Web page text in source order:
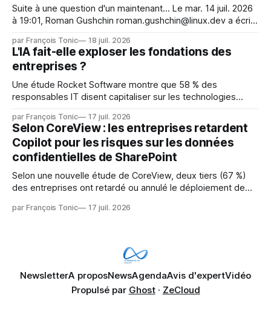
Suite à une question d'un maintenant... Le mar. 14 juil. 2026
à 19:01, Roman Gushchin roman.gushchin@linux.dev a écrit :
mainteneurs — irréalisable. Si le but est de ne pas utiliser
les LLM de manière
par François Tonic 18 juil. 2026
L'IA fait-elle exploser les fondations des
entreprises ?
Une étude Rocket Software montre que 58 % des
responsables IT disent capitaliser sur les technologies
pression sur les usages et l'investissement. Cette pression
révèle un écart entre l'ambition et la préparation.
par François Tonic 17 juil. 2026
Selon CoreView : les entreprises retardent
Copilot pour les risques sur les données
confidentielles de SharePoint
Selon une nouvelle étude de CoreView, deux tiers (67 %)
des entreprises ont retardé ou annulé le déploiement de
données confidentielles de SharePoint. Les trois quarts (75
par François Tonic 17 juil. 2026
NewsletterA proposNewsAgendaAvis d'expertVidéo
Propulsé par Ghost· ZeCloud